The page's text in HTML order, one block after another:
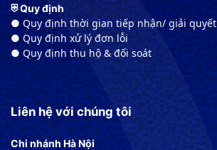
⛨ Quy định
● Quy định thời gian tiếp nhận/ giải quyết
● Quy định xử lý đơn lỗi
● Quy định thu hộ & đối soát
Liên hệ với chúng tôi
Chi nhánh Hà Nội